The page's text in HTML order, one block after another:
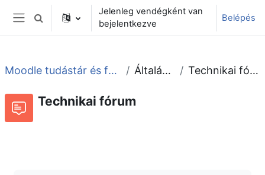
Tovább a fő tartalomhoz
Oldalpanel
Keresési bemeneti adatok váltása
Jelenleg vendégként van
bejelentkezve
Belépés
Moodle tudástár és fórum Általános Technikai fórum
Technikai fórum